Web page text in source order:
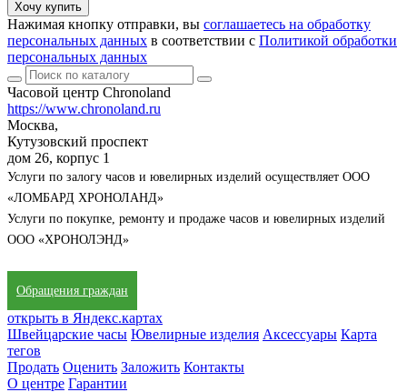
Хочу купить
Нажимая кнопку отправки, вы соглашаетесь на обработку
персональных данных в соответствии с Политикой обработки
персональных данных
Часовой центр Chronoland
https://www.chronoland.ru
Москва,
Кутузовский проспект
дом 26, корпус 1
Услуги по залогу часов и ювелирных изделий осуществляет ООО
«ЛОМБАРД ХРОНОЛАНД»
Услуги по покупке, ремонту и продаже часов и ювелирных изделий
ООО «ХРОНОЛЭНД»
Обращения граждан
открыть в Яндекс.картах
Швейцарские часы Ювелирные изделия Аксессуары Карта
тегов
Продать Оценить Заложить Контакты
О центре Гарантии